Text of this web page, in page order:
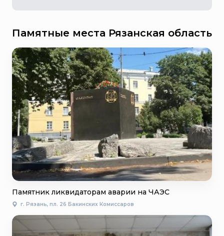
Памятные места Рязанская область
Памятник ликвидаторам аварии на ЧАЭС
г. Рязань, пл. 26 Бакинских Комиссаров